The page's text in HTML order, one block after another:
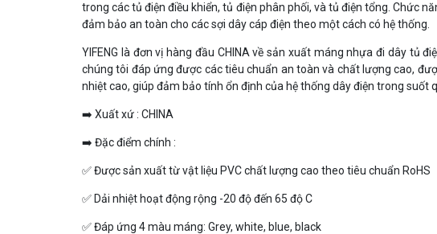
trong các tủ điện điều khiển, tủ điện phân phối, và tủ điện tổng. Chức
đảm bảo an toàn cho các sợi dây cáp điện theo một cách có hệ thống.
YIFENG là đơn vị hàng đầu CHINA về sản xuất máng nhựa đi dây tủ
chúng tôi đáp ứng được các tiêu chuẩn an toàn và chất lượng cao,
nhiệt cao, giúp đảm bảo tính ổn định của hệ thống dây điện trong suốt
➡️ Xuất xứ : CHINA
➡️ Đặc điểm chính :
✅️ Được sản xuất từ vật liệu PVC chất lượng cao theo tiêu chuẩn RoHS
✅️ Dải nhiệt hoạt động rộng -20 độ đến 65 độ C
✅️ Đáp ứng 4 màu máng: Grey, white, blue, black